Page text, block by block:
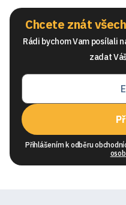
Chcete znát
Rádi bychom Vam posílali
zadat
Přihlášením k odběru